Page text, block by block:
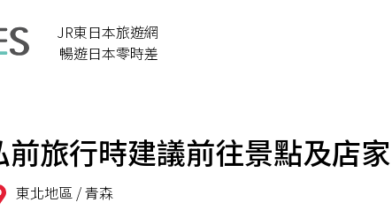
JR東日本旅遊網
暢遊日本零時差
旅行時建議前往景點及店家
東北地區 /青森